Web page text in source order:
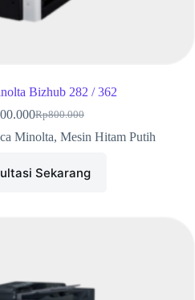
Bizhub 282 / 362
Rp800.000
Minolta, Mesin Hitam Putih
Sekarang